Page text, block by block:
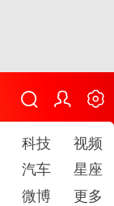
科技
视频
汽车
星座
微博 更多